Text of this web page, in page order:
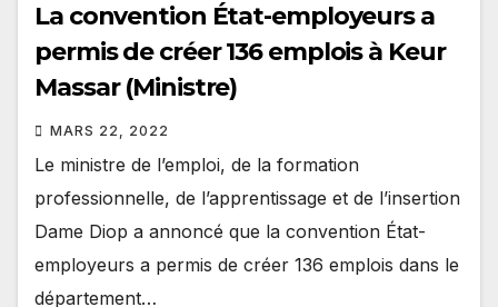
La convention État-employeurs a
permis de créer 136 emplois à Keur
Massar (Ministre)
MARS 22, 2022
Le ministre de l’emploi, de la formation
professionnelle, de l’apprentissage et de l’insertion
Dame Diop a annoncé que la convention État-
employeurs a permis de créer 136 emplois dans le
département…